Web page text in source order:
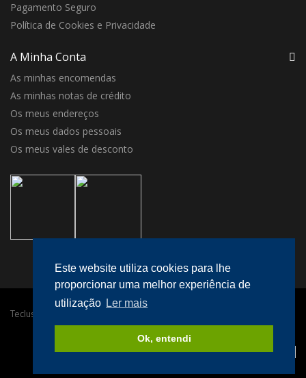
Este website utiliza cookies para lhe
proporcionar uma melhor experiência de
utilização Ler mais
Ok, entendi
Pagamento Seguro
Política de Cookies e Privacidade
A Minha Conta
As minhas encomendas
As minhas notas de crédito
Os meus endereços
Os meus dados pessoais
Os meus vales de desconto
Teclusa © 2016 Todos os direitos reservados.
Desenvolvido por